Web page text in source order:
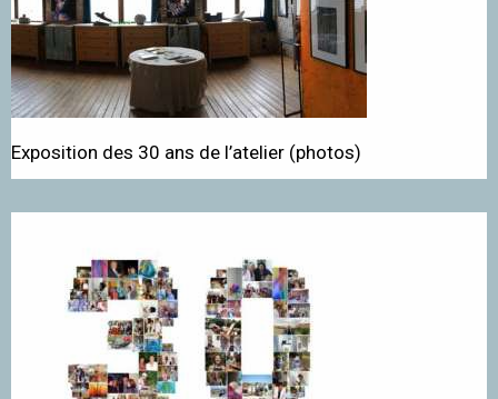
Exposition des 30 ans de l’atelier (photos)